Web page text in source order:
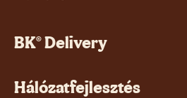
BK® Delivery
Hálózatfejlesztés